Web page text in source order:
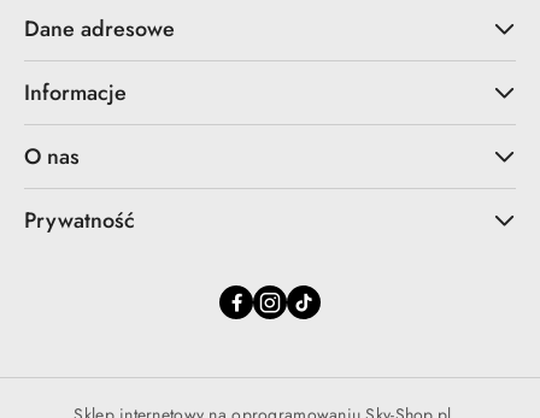
Dane adresowe
Informacje
O nas
Prywatność